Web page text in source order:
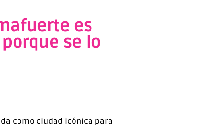
es
se lo
como ciudad icónica para